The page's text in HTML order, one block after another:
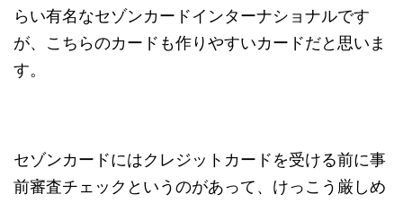
らい有名なセゾンカードインターナショナルです
が、こちらのカードも作りやすいカードだと思いま
す。
セゾンカードにはクレジットカードを受ける前に事
前審査チェックというのがあって、けっこう厳しめ